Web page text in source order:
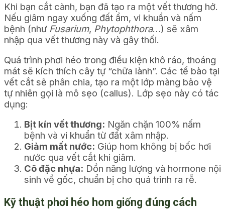
Khi bạn cắt cành, bạn đã tạo ra một vết thương hở.
Nếu giâm ngay xuống đất ẩm, vi khuẩn và nấm
bệnh (như Fusarium, Phytophthora…) sẽ xâm
nhập qua vết thương này và gây thối.
Quá trình phơi héo trong điều kiện khô ráo, thoáng
mát sẽ kích thích cây tự “chữa lành”. Các tế bào tại
vết cắt sẽ phân chia, tạo ra một lớp màng bảo vệ
tự nhiên gọi là mô sẹo (callus). Lớp sẹo này có tác
dụng:
Bịt kín vết thương: Ngăn chặn 100% nấm
bệnh và vi khuẩn từ đất xâm nhập.
Giảm mất nước: Giúp hom không bị bốc hơi
nước qua vết cắt khi giâm.
Cô đặc nhựa: Dồn năng lượng và hormone nội
sinh về gốc, chuẩn bị cho quá trình ra rễ.
Kỹ thuật phơi héo hom giống đúng cách